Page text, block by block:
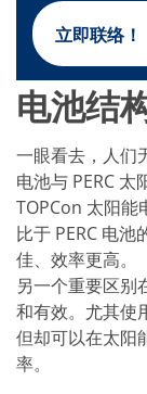
激光与蚀刻
定制解决方案
卷到卷
服务组合
服务热线 和 服务
数字化服务
备件服务
设备升级
培训
技术
技术中心
工艺技术
TruEtch - 金属蚀刻
FluidJet - 金属剥离
SiEtch - KOH 蚀刻
蚀刻
纹理化腐蚀
立即联络！
电池结
一眼看去，人们
电池与 PERC 太
TOPCon 太阳能
比于 PERC 电
佳、效率更高。
另一个重要区别
和有效。尤其使
但却可以在太阳
率。